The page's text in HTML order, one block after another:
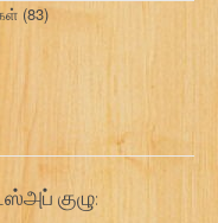
(83)
குழு: